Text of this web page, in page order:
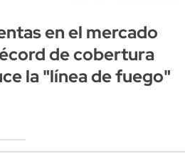
en el mercado
de cobertura
la "línea de fuego"